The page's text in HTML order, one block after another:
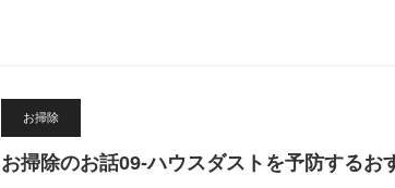
お掃除
お掃除のお話09-ハウスダストを予防するお